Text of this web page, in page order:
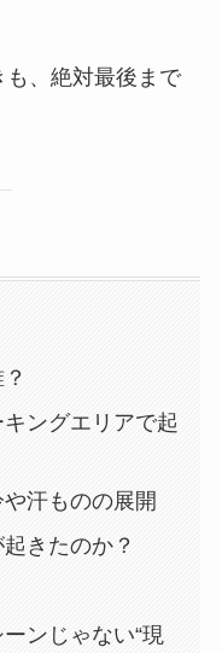
、絶対最後まで
ングエリアで起
汗ものの展開
きたのか？
ンじゃない“現